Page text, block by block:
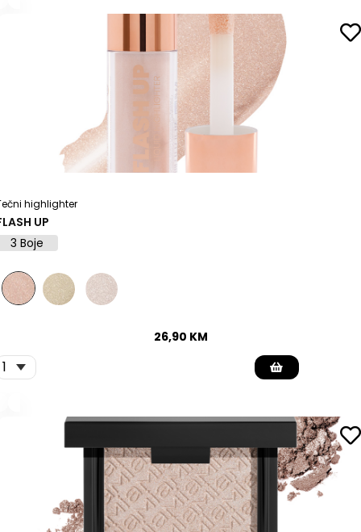
highlighter
UP
3 Boje
26,90 KM